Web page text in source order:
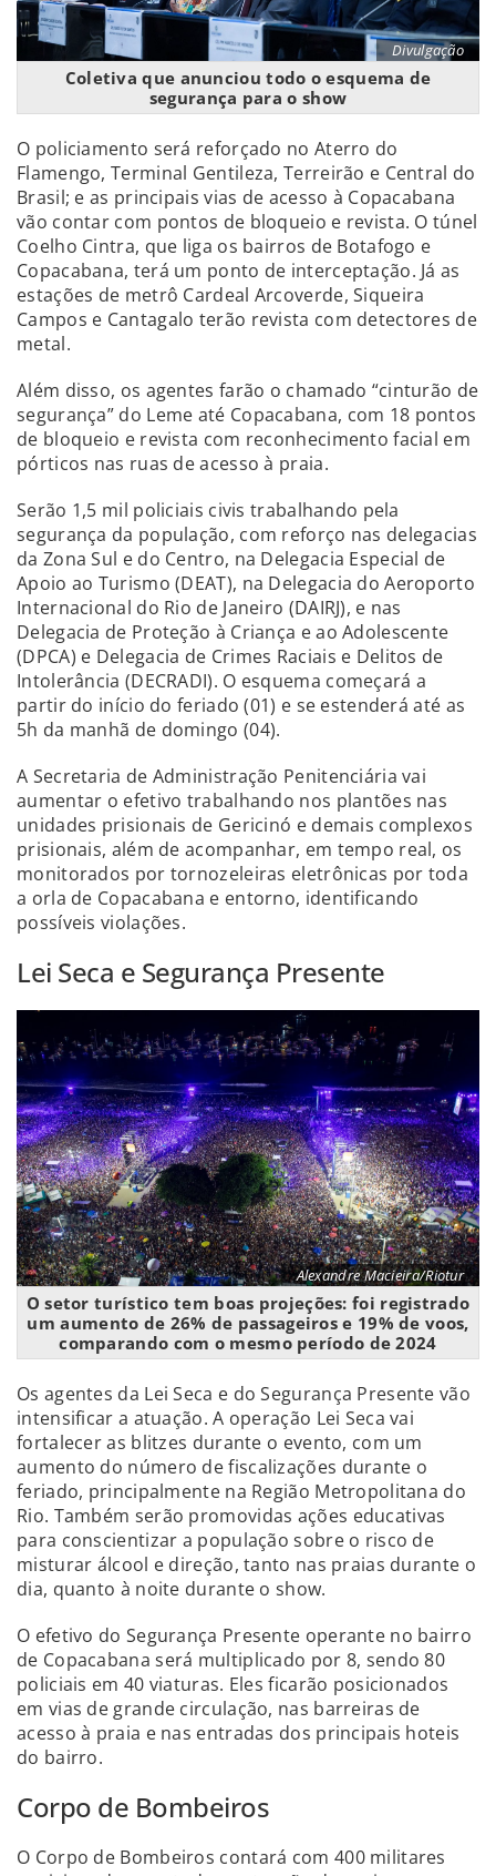
Divulgação
Coletiva que anunciou todo o esquema de
segurança para o show
O policiamento será reforçado no Aterro do
Flamengo, Terminal Gentileza, Terreirão e Central do
Brasil; e as principais vias de acesso à Copacabana
vão contar com pontos de bloqueio e revista. O túnel
Coelho Cintra, que liga os bairros de Botafogo e
Copacabana, terá um ponto de interceptação. Já as
estações de metrô Cardeal Arcoverde, Siqueira
Campos e Cantagalo terão revista com detectores de
metal.
Além disso, os agentes farão o chamado “cinturão de
segurança” do Leme até Copacabana, com 18 pontos
de bloqueio e revista com reconhecimento facial em
pórticos nas ruas de acesso à praia.
Serão 1,5 mil policiais civis trabalhando pela
segurança da população, com reforço nas delegacias
da Zona Sul e do Centro, na Delegacia Especial de
Apoio ao Turismo (DEAT), na Delegacia do Aeroporto
Internacional do Rio de Janeiro (DAIRJ), e nas
Delegacia de Proteção à Criança e ao Adolescente
(DPCA) e Delegacia de Crimes Raciais e Delitos de
Intolerância (DECRADI). O esquema começará a
partir do início do feriado (01) e se estenderá até as
5h da manhã de domingo (04).
A Secretaria de Administração Penitenciária vai
aumentar o efetivo trabalhando nos plantões nas
unidades prisionais de Gericinó e demais complexos
prisionais, além de acompanhar, em tempo real, os
monitorados por tornozeleiras eletrônicas por toda
a orla de Copacabana e entorno, identificando
possíveis violações.
Lei Seca e Segurança Presente
Alexandre Macieira/Riotur
O setor turístico tem boas projeções: foi registrado
um aumento de 26% de passageiros e 19% de voos,
comparando com o mesmo período de 2024
Os agentes da Lei Seca e do Segurança Presente vão
intensificar a atuação. A operação Lei Seca vai
fortalecer as blitzes durante o evento, com um
aumento do número de fiscalizações durante o
feriado, principalmente na Região Metropolitana do
Rio. Também serão promovidas ações educativas
para conscientizar a população sobre o risco de
misturar álcool e direção, tanto nas praias durante o
dia, quanto à noite durante o show.
O efetivo do Segurança Presente operante no bairro
de Copacabana será multiplicado por 8, sendo 80
policiais em 40 viaturas. Eles ficarão posicionados
em vias de grande circulação, nas barreiras de
acesso à praia e nas entradas dos principais hoteis
do bairro.
Corpo de Bombeiros
O Corpo de Bombeiros contará com 400 militares